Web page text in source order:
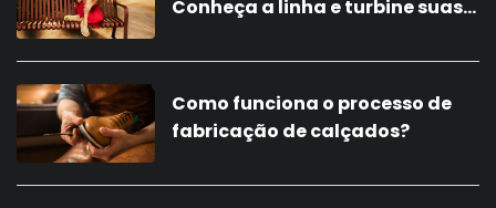
Conheça a linha e turbine suas
Como funciona o processo de
fabricação de calçados?